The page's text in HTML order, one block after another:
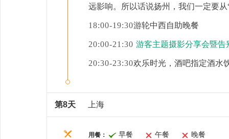
远影响。所以话说扬州，我们一定要从
18:00-19:30游轮中西自助晚餐
20:00-21:30 游客主题摄影分享会暨告
20:30-23:30欢乐时光，酒吧指定酒水
第8天 上海
用餐： 早餐 午餐 晚餐